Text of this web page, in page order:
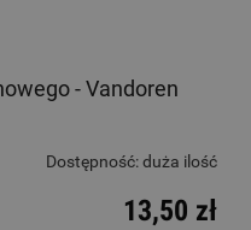
- Vandoren
Dostępność:duża ilość
13,50 zł